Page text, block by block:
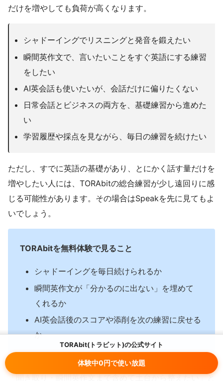
TORAbit(トラビット)の公式サイト
体験中0円で使い放題
だけを増やしても負荷が高くなります。
シャドーイングでリスニングと発音を鍛えたい
瞬間英作文で、言いたいことをすぐ英語にする練習
をしたい
AI英会話も使いたいが、会話だけに偏りたくない
日常会話とビジネスの両方を、基礎練習から進めた
い
学習履歴や採点を見ながら、毎日の練習を続けたい
ただし、すでに英語の基礎があり、とにかく話す量だけを
増やしたい人には、TORAbitの総合練習が少し遠回りに感
じる可能性があります。その場合はSpeakを先に見てもよ
いでしょう。
TORAbitを無料体験で見ること
シャドーイングを毎日続けられるか
瞬間英作文が「分かるのに出ない」を埋めて
くれるか
AI英会話後のスコアや添削を次の練習に戻せる
か
「聞き取り・瞬間英作文まで含めて土台から整えたい」と